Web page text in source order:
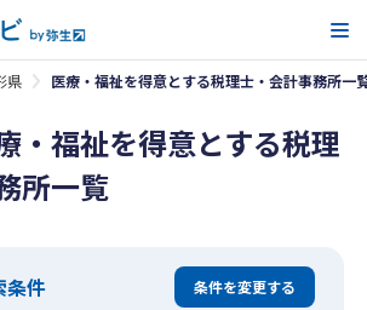
県 医療・福祉を得意とする税理士・会計事務所一
・福祉を得意とする税理
所一覧
条件 条件を変更する